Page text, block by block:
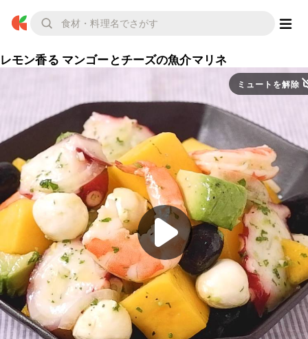
レモン香る マンゴーとチーズの魚介マリネ
ミュートを解除